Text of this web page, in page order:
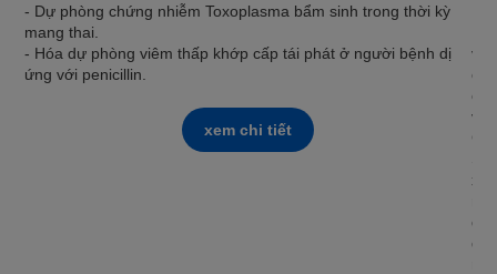
- Dự phòng chứng nhiễm Toxoplasma bẩm sinh trong thời kỳ
mang thai.
- Hóa dự phòng viêm thấp khớp cấp tái phát ở người bệnh dị
ứng với penicillin.
xem chi tiết